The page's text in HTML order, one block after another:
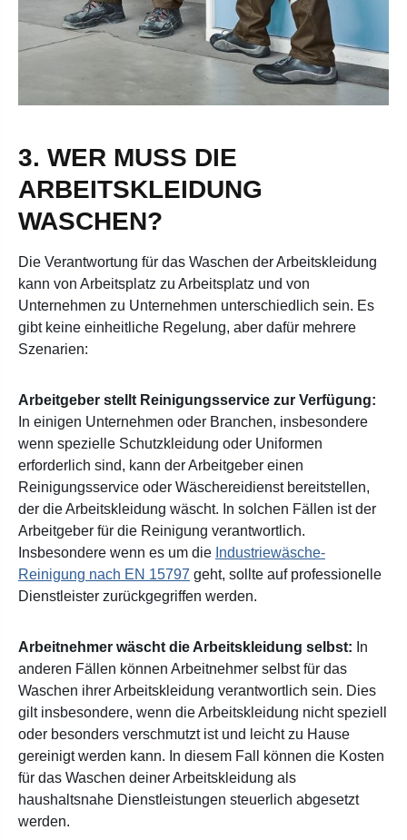
3. WER MUSS DIE
ARBEITSKLEIDUNG
WASCHEN?
Die Verantwortung für das Waschen der Arbeitskleidung
kann von Arbeitsplatz zu Arbeitsplatz und von
Unternehmen zu Unternehmen unterschiedlich sein. Es
gibt keine einheitliche Regelung, aber dafür mehrere
Szenarien:
Arbeitgeber stellt Reinigungsservice zur Verfügung:
In einigen Unternehmen oder Branchen, insbesondere
wenn spezielle Schutzkleidung oder Uniformen
erforderlich sind, kann der Arbeitgeber einen
Reinigungsservice oder Wäschereidienst bereitstellen,
der die Arbeitskleidung wäscht. In solchen Fällen ist der
Arbeitgeber für die Reinigung verantwortlich.
Insbesondere wenn es um die Industriewäsche-
Reinigung nach EN 15797 geht, sollte auf professionelle
Dienstleister zurückgegriffen werden.
Arbeitnehmer wäscht die Arbeitskleidung selbst: In
anderen Fällen können Arbeitnehmer selbst für das
Waschen ihrer Arbeitskleidung verantwortlich sein. Dies
gilt insbesondere, wenn die Arbeitskleidung nicht speziell
oder besonders verschmutzt ist und leicht zu Hause
gereinigt werden kann. In diesem Fall können die Kosten
für das Waschen deiner Arbeitskleidung als
haushaltsnahe Dienstleistungen steuerlich abgesetzt
werden.